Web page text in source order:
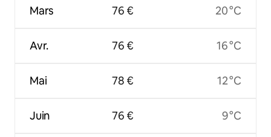
Mars
Avr.
Mai
Juin
76 €
76 €
78 €
76 €
20 °C
16 °C
12 °C
9 °C